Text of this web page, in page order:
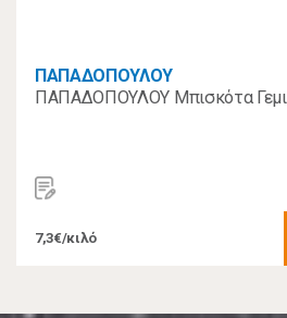
ΠΑΠΑΔΟΠΟΥΛΟΥ
ΠΑΠΑΔΟΠΟΥΛΟΥ Μπισκότα
7,3€/κιλό